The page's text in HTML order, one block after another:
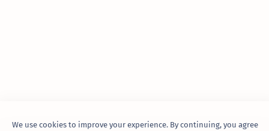
We use cookies to improve your experience. By continuing, you agree